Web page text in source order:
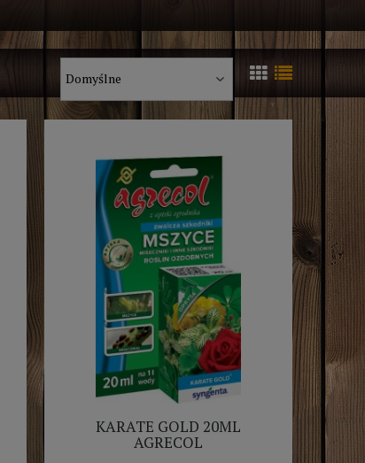
KARATE GOLD 20ML
AGRECOL